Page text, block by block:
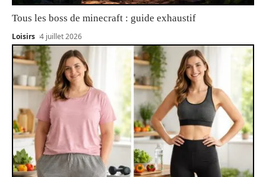
Tous les boss de minecraft : guide exhaustif
Loisirs 4 juillet 2026